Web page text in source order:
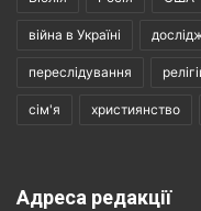
війна в Україні
переслідування
сім'я християнство
Адреса редакції